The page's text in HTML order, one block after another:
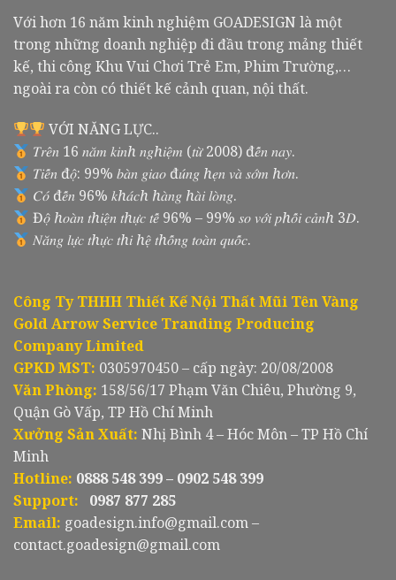
Với hơn 16 năm kinh nghiệm GOADESIGN là một
trong những doanh nghiệp đi đầu trong mảng thiết
kế, thi công Khu Vui Chơi Trẻ Em, Phim Trường,…
ngoài ra còn có thiết kế cảnh quan, nội thất.
VỚI NĂNG LỰC..
𝑇𝑟𝑒̂𝑛 16 𝑛𝑎̆𝑚 𝑘𝑖𝑛ℎ 𝑛𝑔ℎ𝑖𝑒̣̂𝑚 (𝑡𝑢̛̀ 2008) đ𝑒̂́𝑛 𝑛𝑎𝑦.
𝑇𝑖𝑒̂́𝑛 đ𝑜̣̂: 99% 𝑏𝑎̀𝑛 𝑔𝑖𝑎𝑜 đ𝑢́𝑛𝑔 ℎ𝑒̣𝑛 𝑣𝑎̀ 𝑠𝑜̛́𝑚 ℎ𝑜̛𝑛.
𝐶𝑜́ đ𝑒̂́𝑛 96% 𝑘ℎ𝑎́𝑐ℎ ℎ𝑎̀𝑛𝑔 ℎ𝑎̀𝑖 𝑙𝑜̀𝑛𝑔.
Đ𝑜̣̂ ℎ𝑜𝑎̀𝑛 𝑡ℎ𝑖𝑒̣̂𝑛 𝑡ℎ𝑢̛̣𝑐 𝑡𝑒̂́ 96% – 99% 𝑠𝑜 𝑣𝑜̛́𝑖 𝑝ℎ𝑜̂́𝑖 𝑐𝑎̉𝑛ℎ 3𝐷.
𝑁𝑎̆𝑛𝑔 𝑙𝑢̛̣𝑐 𝑡ℎ𝑢̛̣𝑐 𝑡ℎ𝑖 ℎ𝑒̣̂ 𝑡ℎ𝑜̂́𝑛𝑔 𝑡𝑜𝑎̀𝑛 𝑞𝑢𝑜̂́𝑐.
Công Ty THHH Thiết Kế Nội Thất Mũi Tên Vàng
Gold Arrow Service Tranding Producing
Company Limited
GPKD MST: 0305970450 – cấp ngày: 20/08/2008
Văn Phòng: 158/56/17 Phạm Văn Chiêu, Phường 9,
Quận Gò Vấp, TP Hồ Chí Minh
Xưởng Sản Xuất: Nhị Bình 4 – Hóc Môn – TP Hồ Chí
Minh
Hotline: 0888 548 399 – 0902 548 399
Support:
0987 877 285
Email: goadesign.info@gmail.com –
contact.goadesign@gmail.com